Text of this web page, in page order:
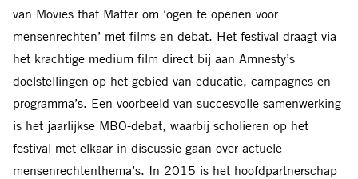
van Movies that Matter om ‘ogen te openen voor
mensenrechten’ met films en debat. Het festival draagt via
het krachtige medium film direct bij aan Amnesty’s
doelstellingen op het gebied van educatie, campagnes en
programma’s. Een voorbeeld van succesvolle samenwerking
is het jaarlijkse MBO-debat, waarbij scholieren op het
festival met elkaar in discussie gaan over actuele
mensenrechtenthema’s. In 2015 is het hoofdpartnerschap